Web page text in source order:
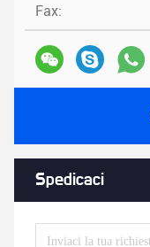
Fax:
Spedicaci